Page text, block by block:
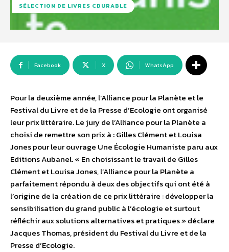
SÉLECTION DE LIVRES CDURABLE
Facebook X WhatsApp
Pour la deuxième année, l’Alliance pour la Planète et le
Festival du Livre et de la Presse d’Ecologie ont organisé
leur prix littéraire. Le jury de l’Alliance pour la Planète a
choisi de remettre son prix à : Gilles Clément et Louisa
Jones pour leur ouvrage Une Écologie Humaniste paru aux
Editions Aubanel. « En choisissant le travail de Gilles
Clément et Louisa Jones, l’Alliance pour la Planète a
parfaitement répondu à deux des objectifs qui ont été à
l’origine de la création de ce prix littéraire : développer la
sensibilisation du grand public à l’écologie et surtout
réfléchir aux solutions alternatives et pratiques » déclare
Jacques Thomas, président du Festival du Livre et de la
Presse d’Ecologie.